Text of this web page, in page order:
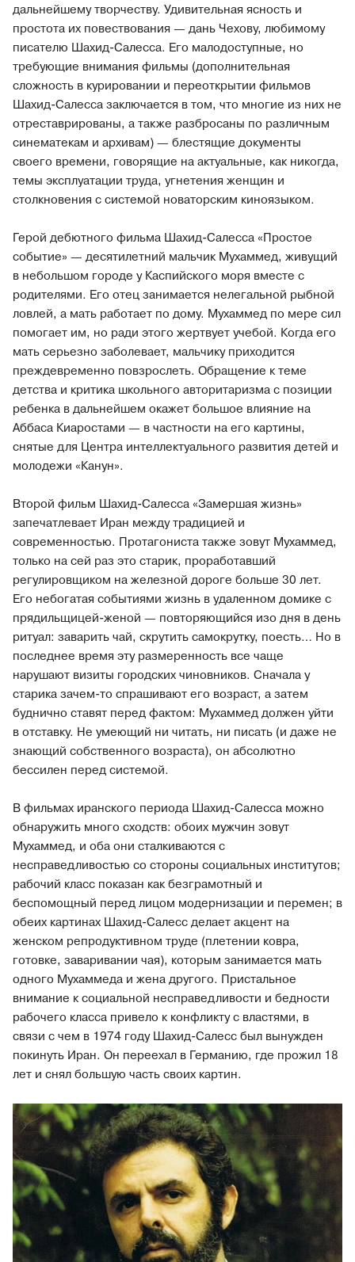
дальнейшему творчеству. Удивительная ясность и
простота их повествования — дань Чехову, любимому
писателю Шахид-Салесса. Его малодоступные, но
требующие внимания фильмы (дополнительная
сложность в курировании и переоткрытии фильмов
Шахид-Салесса заключается в том, что многие из них не
отреставрированы, а также разбросаны по различным
синематекам и архивам) — блестящие документы
своего времени, говорящие на актуальные, как никогда,
темы эксплуатации труда, угнетения женщин и
столкновения с системой новаторским киноязыком.
Герой дебютного фильма Шахид-Салесса «Простое
событие» — десятилетний мальчик Мухаммед, живущий
в небольшом городе у Каспийского моря вместе с
родителями. Его отец занимается нелегальной рыбной
ловлей, а мать работает по дому. Мухаммед по мере сил
помогает им, но ради этого жертвует учебой. Когда его
мать серьезно заболевает, мальчику приходится
преждевременно повзрослеть. Обращение к теме
детства и критика школьного авторитаризма с позиции
ребенка в дальнейшем окажет большое влияние на
Аббаса Киаростами — в частности на его картины,
снятые для Центра интеллектуального развития детей и
молодежи «Канун».
Второй фильм Шахид-Салесса «Замершая жизнь»
запечатлевает Иран между традицией и
современностью. Протагониста также зовут Мухаммед,
только на сей раз это старик, проработавший
регулировщиком на железной дороге больше 30 лет.
Его небогатая событиями жизнь в удаленном домике с
прядильщицей-женой — повторяющийся изо дня в день
ритуал: заварить чай, скрутить самокрутку, поесть… Но в
последнее время эту размеренность все чаще
нарушают визиты городских чиновников. Сначала у
старика зачем-то спрашивают его возраст, а затем
буднично ставят перед фактом: Мухаммед должен уйти
в отставку. Не умеющий ни читать, ни писать (и даже не
знающий собственного возраста), он абсолютно
бессилен перед системой.
В фильмах иранского периода Шахид-Салесса можно
обнаружить много сходств: обоих мужчин зовут
Мухаммед, и оба они сталкиваются с
несправедливостью со стороны социальных институтов;
рабочий класс показан как безграмотный и
беспомощный перед лицом модернизации и перемен; в
обеих картинах Шахид-Салесс делает акцент на
женском репродуктивном труде (плетении ковра,
готовке, заваривании чая), которым занимается мать
одного Мухаммеда и жена другого. Пристальное
внимание к социальной несправедливости и бедности
рабочего класса привело к конфликту с властями, в
связи с чем в 1974 году Шахид-Салесс был вынужден
покинуть Иран. Он переехал в Германию, где прожил 18
лет и снял большую часть своих картин.